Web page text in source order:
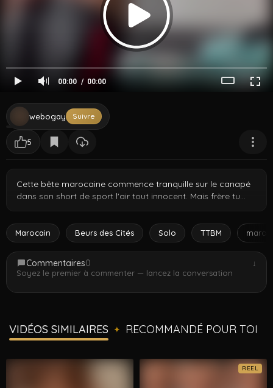
00:00 00:00
webogay Suivre
5
Cette bête marocaine commence tranquille sur le canapé
dans son short de sport l'air tout innocent. Mais frère tu
montrant ces muscles de fou. La façon dont il le prend et le
travaille doucement en montrant son corps bâti c'est du
contenu d'élite. Juste un vrai alpha marocain qui fait ce
qu'il fait de mieux, sans honte, confiance totale, énergie
Marocain Beurs des Cités Solo TTBM
Commentaires0
Soyez le premier à commenter — lancez la conversation
↓
VIDÉOS SIMILAIRES ✦ RECOMMANDÉ POUR TOI
REEL